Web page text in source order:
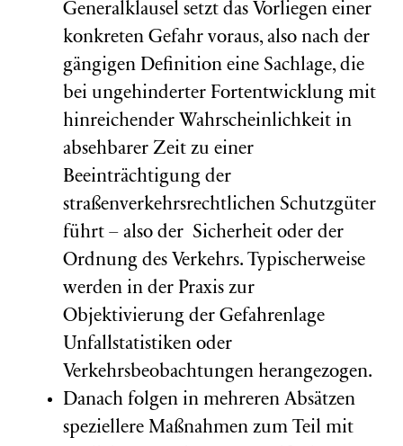
Generalklausel setzt das Vorliegen einer
konkreten Gefahr voraus, also nach der
gängigen Definition eine Sachlage, die
bei ungehinderter Fortentwicklung mit
hinreichender Wahrscheinlichkeit in
absehbarer Zeit zu einer
Beeinträchtigung der
straßenverkehrsrechtlichen Schutzgüter
führt – also der Sicherheit oder der
Ordnung des Verkehrs. Typischerweise
werden in der Praxis zur
Objektivierung der Gefahrenlage
Unfallstatistiken oder
Verkehrsbeobachtungen herangezogen.
Danach folgen in mehreren Absätzen
speziellere Maßnahmen zum Teil mit